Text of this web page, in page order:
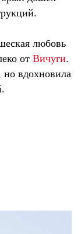
любовь
от Вичуги.
но вдохновила